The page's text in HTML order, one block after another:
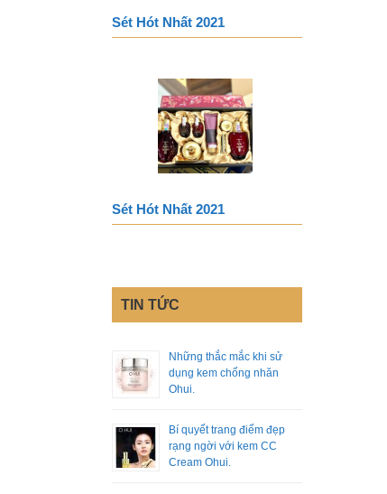
Sét Hót Nhất 2021
Sét Hót Nhất 2021
TIN TỨC
Những thắc mắc khi sử
dụng kem chống nhăn
Ohui.
Bí quyết trang điểm đẹp
rạng ngời với kem CC
Cream Ohui.